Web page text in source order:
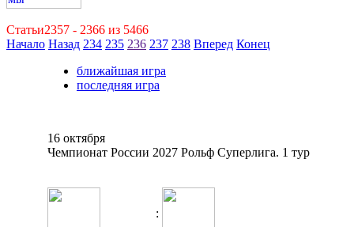
Статьи2357 - 2366 из 5466
Начало Назад 234 235 236 237 238 Вперед Конец
ближайшая игра
последняя игра
16 октября
Чемпионат России 2027 Рольф Суперлига. 1 тур
: